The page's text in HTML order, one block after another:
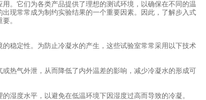
用。它们为各类产品提供了理想的测试环境，以确保在不同的温
现常常成为制约实验结果的一个重要因素。因此，了解步入式
。
稳定性。为防止冷凝水的产生，这些试验室常常采用以下技术
热气外泄，从而降低了内外温差的影响，减少冷凝水的形成可
湿度水平，以避免在低温环境下因湿度过高而导致的冷凝。